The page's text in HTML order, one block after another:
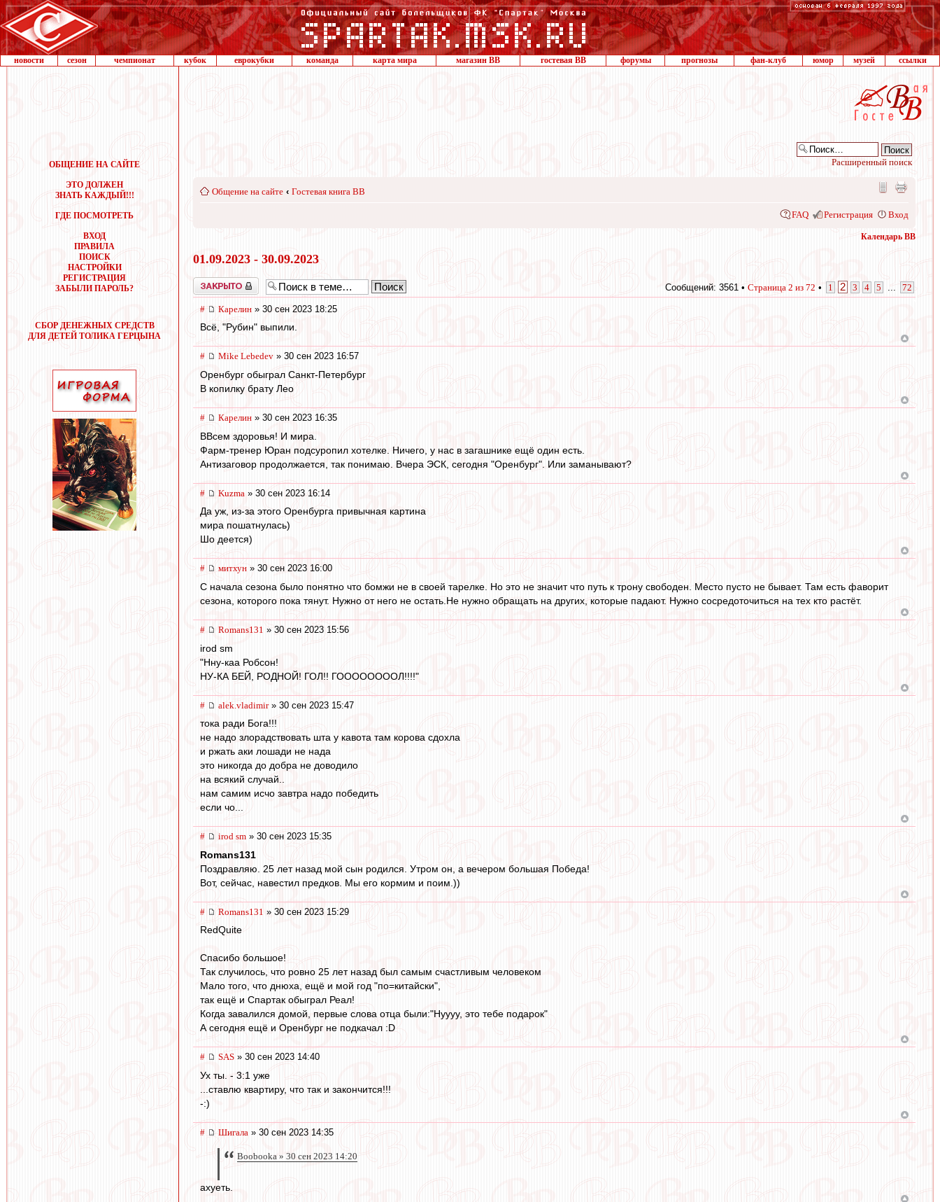
новости сезон чемпионат кубок еврокубки команда карта мира магазин ВВ гостевая ВВ форумы прогнозы фан-клуб юмор музей ссылки
ОБЩЕНИЕ НА САЙТЕ
ЭТО ДОЛЖЕН
ЗНАТЬ КАЖДЫЙ!!!
ГДЕ ПОСМОТРЕТЬ
ВХОД
ПРАВИЛА
ПОИСК
НАСТРОЙКИ
РЕГИСТРАЦИЯ
ЗАБЫЛИ ПАРОЛЬ?
СБОР ДЕНЕЖНЫХ СРЕДСТВ
ДЛЯ ДЕТЕЙ ТОЛИКА ГЕРЦЫНА
Расширенный поиск
Общение на сайте ‹ Гостевая книга ВВ
FAQ Регистрация Вход
Календарь ВВ
01.09.2023 - 30.09.2023
Закрыто Сообщений: 3561 • Страница 2 из 72 • 1 2 3 4 5 72
# Карелин » 30 сен 2023 18:25
Всё, "Рубин" выпили.
# Mike Lebedev » 30 сен 2023 16:57
Оренбург обыграл Санкт-Петербург
В копилку брату Лео
# Карелин » 30 сен 2023 16:35
ВВсем здоровья! И мира.
Фарм-тренер Юран подсуропил хотелке. Ничего, у нас в загашнике ещё один есть.
Антизаговор продолжается, так понимаю. Вчера ЭСК, сегодня "Оренбург". Или заманывают?
# Kuzma » 30 сен 2023 16:14
Да уж, из-за этого Оренбурга привычная картина
мира пошатнулась)
Шо деется)
# митхун » 30 сен 2023 16:00
С начала сезона было понятно что бомжи не в своей тарелке. Но это не значит что путь к трону свободен. Место пусто не бывает. Там есть фаворит
сезона, которого пока тянут. Нужно от него не остать.Не нужно обращать на других, которые падают. Нужно сосредоточиться на тех кто растёт.
# Romans131 » 30 сен 2023 15:56
irod sm
"Нну-каа Робсон!
НУ-КА БЕЙ, РОДНОЙ! ГОЛ!! ГООООООООЛ!!!!"
# alek.vladimir» 30 сен 2023 15:47
тока ради Бога!!!
не надо злорадствовать шта у кавота там корова сдохла
и ржать аки лошади не нада
это никогда до добра не доводило
на всякий случай..
нам самим исчо завтра надо победить
если чо...
# irod sm » 30 сен 2023 15:35
Romans131
Поздравляю. 25 лет назад мой сын родился. Утром он, а вечером большая Победа!
Вот, сейчас, навестил предков. Мы его кормим и поим.))
# Romans131 » 30 сен 2023 15:29
RedQuite
Спасибо большое!
Так случилось, что ровно 25 лет назад был самым счастливым человеком
Мало того, что днюха, ещё и мой год "по=китайски",
так ещё и Спартак обыграл Реал!
Когда завалился домой, первые слова отца были:"Нуууу, это тебе подарок"
А сегодня ещё и Оренбург не подкачал :D
# SAS » 30 сен 2023 14:40
Ух ты. - 3:1 уже
...ставлю квартиру, что так и закончится!!!
-:)
# Шигала » 30 сен 2023 14:35
Boobooka » 30 сен 2023 14:20
ахуеть.